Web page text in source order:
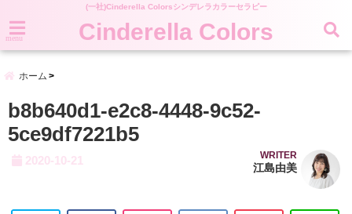
(一社)Cinderella Colorsシンデレラカラーセラピー
menu Cinderella Colors
ホーム
b8b640d1-e2c8-4448-9c52-
5ce9df7221b5
2020-10-21 WRITER
江島由美